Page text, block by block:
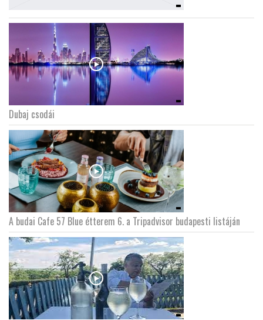
Dubaj csodái
A budai Cafe 57 Blue étterem 6. a Tripadvisor budapesti listáján